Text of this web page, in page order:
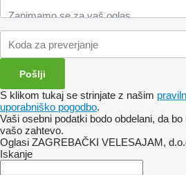
S klikom tukaj se strinjate z našim
uporabniško pogodbo.
Vaši osebni podatki bodo obdelani, da
vašo zahtevo.
Oglasi ZAGREBAČKI VELESAJAM,
Iskanje